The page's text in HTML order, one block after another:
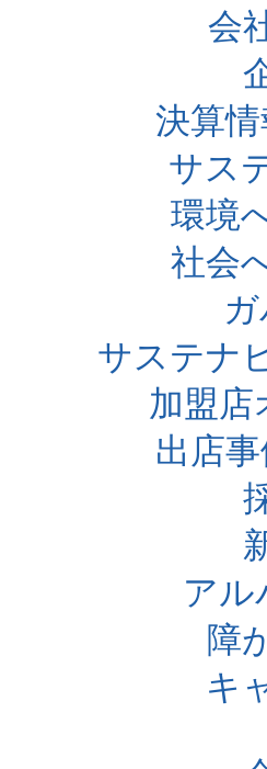
会
決算
サス
環境
社会
サステナ
加盟店
出店
アル
障
キ